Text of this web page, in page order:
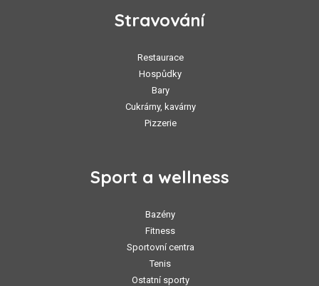
Stravování
Restaurace
Hospůdky
Bary
Cukrárny, kavárny
Pizzerie
Sport a wellness
Bazény
Fitness
Sportovní centra
Tenis
Ostatní sporty